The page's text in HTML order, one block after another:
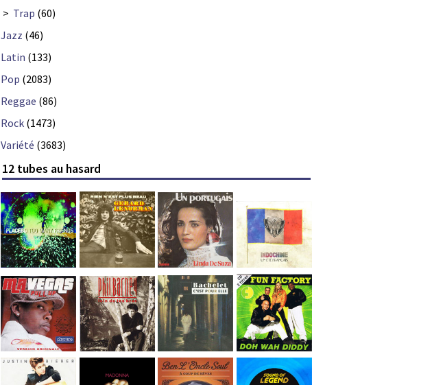
> Trap (60)
Jazz (46)
Latin (133)
Pop (2083)
Reggae (86)
Rock (1473)
Variété (3683)
12 tubes au hasard